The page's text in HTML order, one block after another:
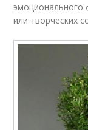
эмоционального
или творческих